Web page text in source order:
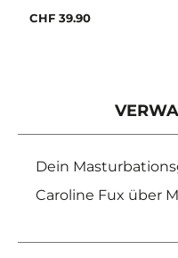
CHF 39.90
Dein
Caroline Fux über